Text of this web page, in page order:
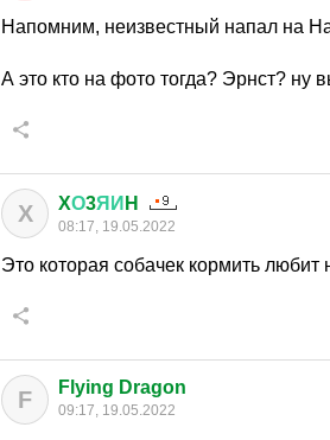
Напомним, неизвестный напал на
А это кто на фото тогда? Эрнст? ну
X XО3ЯИ H
08:17, 19.05.2022
Это которая собачек кормить любит
F Flying Dragon
09:17, 19.05.2022